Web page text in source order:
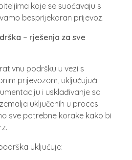
koje se suočavaju s
besprijekoran prijevoz.
– rješenja za sve
podršku u vezi s
prijevozom, uključujući
i usklađivanje sa
uključenih u proces
sve potrebne korake kako bi
uključuje: